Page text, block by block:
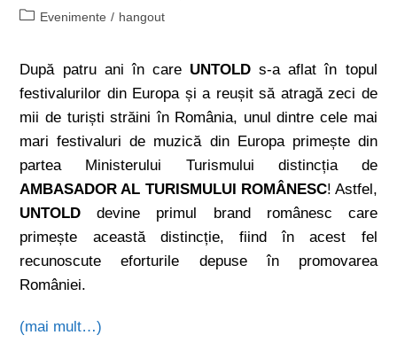
Evenimente / hangout
După patru ani în care UNTOLD s-a aflat în topul
festivalurilor din Europa și a reușit să atragă zeci de
mii de turiști străini în România, unul dintre cele mai
mari festivaluri de muzică din Europa primește din
partea Ministerului Turismului distincția de
AMBASADOR AL TURISMULUI ROMÂNESC! Astfel,
UNTOLD devine primul brand românesc care
primește această distincție, fiind în acest fel
recunoscute eforturile depuse în promovarea
României.
(mai mult…)